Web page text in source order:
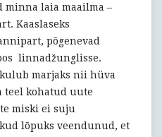
minna laia maailma –
Kaaslaseks
põgenevad
linnadžunglisse.
marjaks nii hüva
teel kohatud uute
miski ei suju
lõpuks veendunud, et